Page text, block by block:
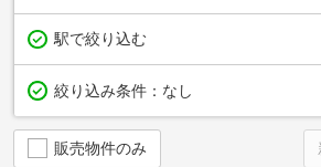
駅で絞り込む
絞り込み条件： なし
販売物件のみ